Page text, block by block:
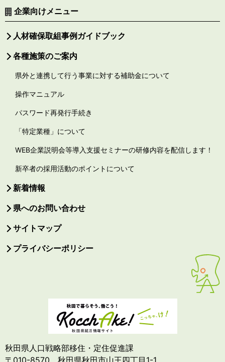
企業向けメニュー
人材確保取組事例ガイドブック
各種施策のご案内
県外と連携して行う事業に対する補助金について
操作マニュアル
パスワード再発行手続き
「特定業種」について
WEB企業説明会等導入支援セミナーの研修内容を配信します！
新卒者の採用活動のポイントについて
新着情報
県へのお問い合わせ
サイトマップ
プライバシーポリシー
秋田県人口戦略部移住・定住促進課
〒010-8570 秋田県秋田市山王四丁目1-1